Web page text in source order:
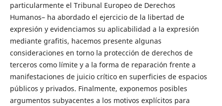
particularmente el Tribunal Europeo de Derechos
Humanos– ha abordado el ejercicio de la libertad de
expresión y evidenciamos su aplicabilidad a la expresión
mediante grafitis, hacemos presente algunas
consideraciones en torno la protección de derechos de
terceros como límite y a la forma de reparación frente a
manifestaciones de juicio crítico en superficies de espacios
públicos y privados. Finalmente, exponemos posibles
argumentos subyacentes a los motivos explícitos para